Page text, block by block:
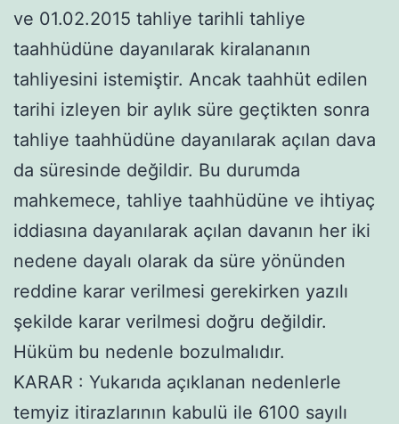
ve 01.02.2015 tahliye tarihli tahliye
taahhüdüne dayanılarak kiralananın
tahliyesini istemiştir. Ancak taahhüt edilen
tarihi izleyen bir aylık süre geçtikten sonra
tahliye taahhüdüne dayanılarak açılan dava
da süresinde değildir. Bu durumda
mahkemece, tahliye taahhüdüne ve ihtiyaç
iddiasına dayanılarak açılan davanın her iki
nedene dayalı olarak da süre yönünden
reddine karar verilmesi gerekirken yazılı
şekilde karar verilmesi doğru değildir.
Hüküm bu nedenle bozulmalıdır.
KARAR : Yukarıda açıklanan nedenlerle
temyiz itirazlarının kabulü ile 6100 sayılı